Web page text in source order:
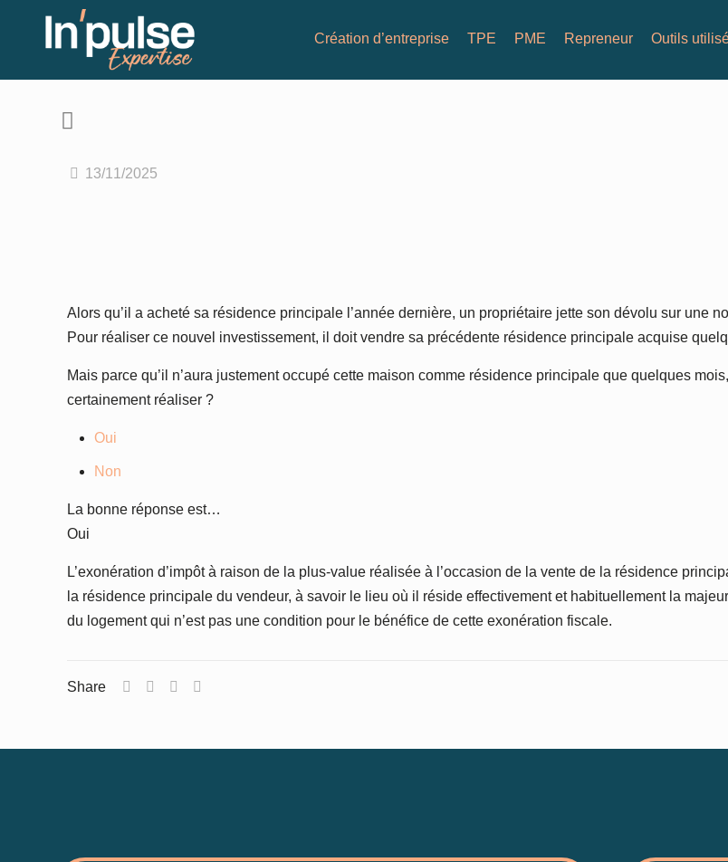
Création d’entreprise TPE PME Repreneur Outils
13/11/2025
Alors qu’il a acheté sa résidence principale l’année dernière, un propriétaire jette son dévolu sur une
Pour réaliser ce nouvel investissement, il doit vendre sa précédente résidence principale acquise
Mais parce qu’il n’aura justement occupé cette maison comme résidence principale que quelques
certainement réaliser ?
Oui
Non
La bonne réponse est…
Oui
L’exonération d’impôt à raison de la plus-value réalisée à l’occasion de la vente de la résidence
la résidence principale du vendeur, à savoir le lieu où il réside effectivement et habituellement la
du logement qui n’est pas une condition pour le bénéfice de cette exonération fiscale.
Share